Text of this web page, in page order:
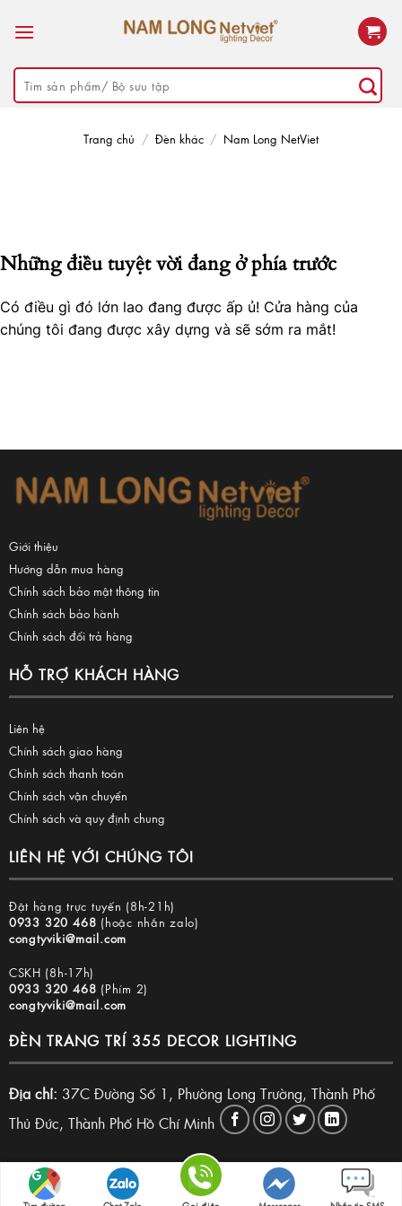
Tìm
kiếm:
Trang chủ / Đèn khác / Nam Long NetViet
Những điều tuyệt vời đang ở phía trước
Có điều gì đó lớn lao đang được ấp ủ! Cửa hàng của
chúng tôi đang được xây dựng và sẽ sớm ra mắt!
Giới thiệu
Hướng dẫn mua hàng
Chính sách bảo mật thông tin
Chính sách bảo hành
Chính sách đổi trả hàng
HỖ TRỢ KHÁCH HÀNG
Liên hệ
Chính sách giao hàng
Chính sách thanh toán
Chính sách vận chuyển
Chính sách và quy định chung
LIÊN HỆ VỚI CHÚNG TÔI
Đặt hàng trực tuyến (8h-21h)
0933 320 468 (hoặc nhắn zalo)
congtyviki@mail.com
CSKH (8h-17h)
0933 320 468 (Phím 2)
congtyviki@mail.com
ĐÈN TRANG TRÍ 355 DECOR LIGHTING
Địa chỉ: 37C Đường Số 1, Phường Long Trường, Thành Phố
Thủ Đức, Thành Phố Hồ Chí Minh
Copyright 2026 © Đèn trang trí 355 Decor